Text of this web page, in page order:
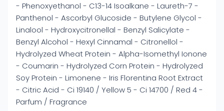
- Phenoxyethanol - C13-14 Isoalkane - Laureth-7 -
Panthenol - Ascorbyl Glucoside - Butylene Glycol -
Linalool - Hydroxycitronellal - Benzyl Salicylate -
Benzyl Alcohol - Hexyl Cinnamal - Citronellol -
Hydrolyzed Wheat Protein - Alpha-Isomethyl Ionone
- Coumarin - Hydrolyzed Corn Protein - Hydrolyzed
Soy Protein - Limonene - Iris Florentina Root Extract
- Citric Acid - Ci 19140 / Yellow 5 - Ci 14700 / Red 4 -
Parfum / Fragrance